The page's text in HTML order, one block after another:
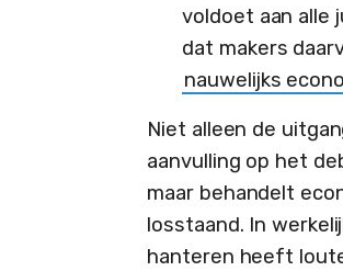
voldoet aan alle
dat makers
nauwelijks
Niet alleen de
aanvulling op het
maar behandelt
losstaand. In
hanteren heeft